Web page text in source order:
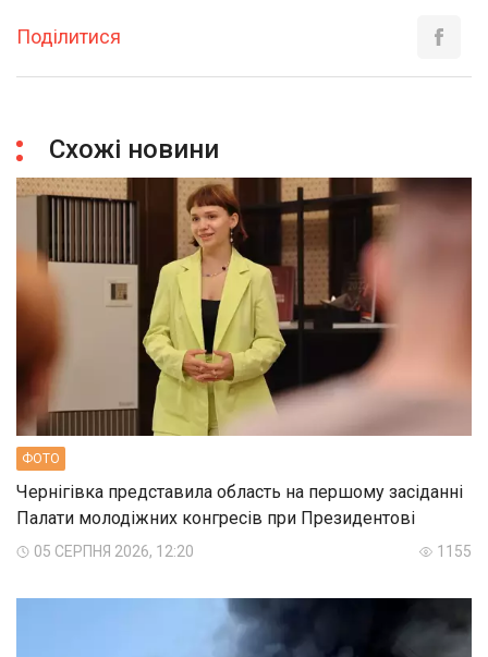
Поділитися
Схожі новини
ФОТО
Чернігівка представила область на першому засіданні
Палати молодіжних конгресів при Президентові
05 СЕРПНЯ 2026, 12:20 1155